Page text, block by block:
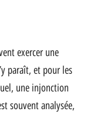
exercer une
paraît, et pour les
une injonction
souvent analysée,